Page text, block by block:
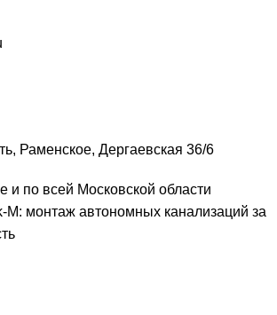
Раменское, Дергаевская 36/6
и по всей Московской области
M: монтаж автономных канализаций за